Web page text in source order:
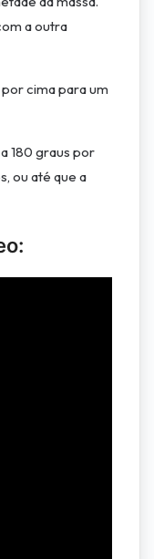
a outra
cima para um
180 graus por
ou até que a